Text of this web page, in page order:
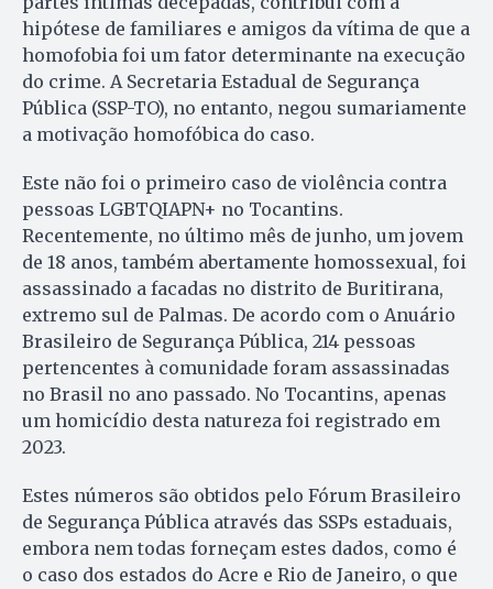
hipótese de familiares e amigos da vítima de que a
homofobia foi um fator determinante na execução
do crime. A Secretaria Estadual de Segurança
Pública (SSP-TO), no entanto, negou sumariamente
a motivação homofóbica do caso.
Este não foi o primeiro caso de violência contra
pessoas LGBTQIAPN+ no Tocantins.
Recentemente, no último mês de junho, um jovem
de 18 anos, também abertamente homossexual, foi
assassinado a facadas no distrito de Buritirana,
extremo sul de Palmas. De acordo com o Anuário
Brasileiro de Segurança Pública, 214 pessoas
pertencentes à comunidade foram assassinadas
no Brasil no ano passado. No Tocantins, apenas
um homicídio desta natureza foi registrado em
2023.
Estes números são obtidos pelo Fórum Brasileiro
de Segurança Pública através das SSPs estaduais,
embora nem todas forneçam estes dados, como é
o caso dos estados do Acre e Rio de Janeiro, o que